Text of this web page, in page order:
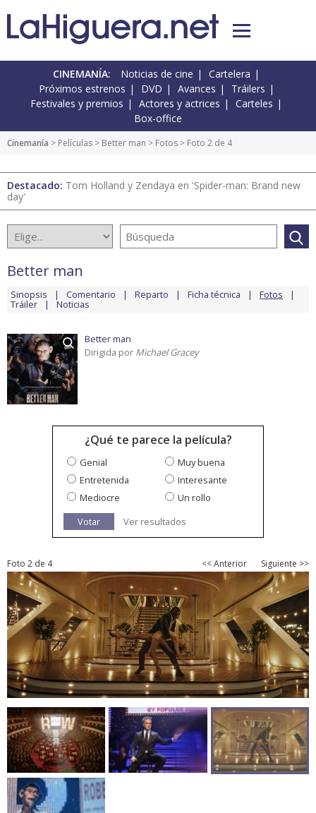
CINEMANÍA: Noticias de cine
Cartelera
Próximos estrenos
DVD Avances
Tráilers
Festivales y premios
Actores y actrices
Carteles
Box-office
Cinemanía > Películas > Better man > Fotos > Foto 2 de 4
Destacado: Tom Holland y Zendaya en 'Spider-man: Brand new
day'
Better man
Sinopsis Comentario Reparto Ficha técnica Fotos
Tráiler Noticias
Better man
Dirigida por Michael Gracey
¿Qué te parece la película?
Genial
Muy buena
Entretenida
Interesante
Mediocre
Un rollo
Votar
Ver resultados
Foto 2 de 4 << Anterior Siguiente >>